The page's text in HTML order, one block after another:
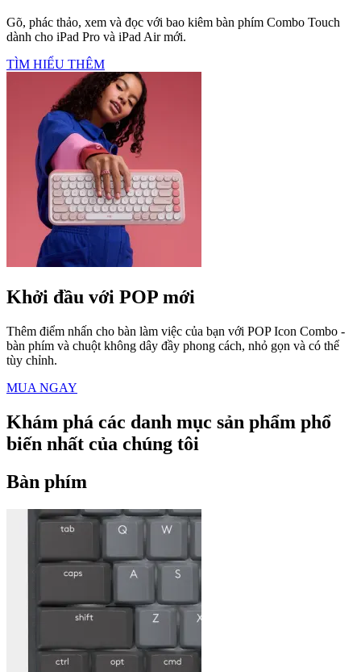
Gõ, phác thảo, xem và đọc với bao kiêm bàn phím Combo Touch
dành cho iPad Pro và iPad Air mới.
TÌM HIỂU THÊM
Khởi đầu với POP mới
Thêm điểm nhấn cho bàn làm việc của bạn với POP Icon Combo -
bàn phím và chuột không dây đầy phong cách, nhỏ gọn và có thể
tùy chỉnh.
MUA NGAY
Khám phá các danh mục sản phẩm phổ
biến nhất của chúng tôi
Bàn phím